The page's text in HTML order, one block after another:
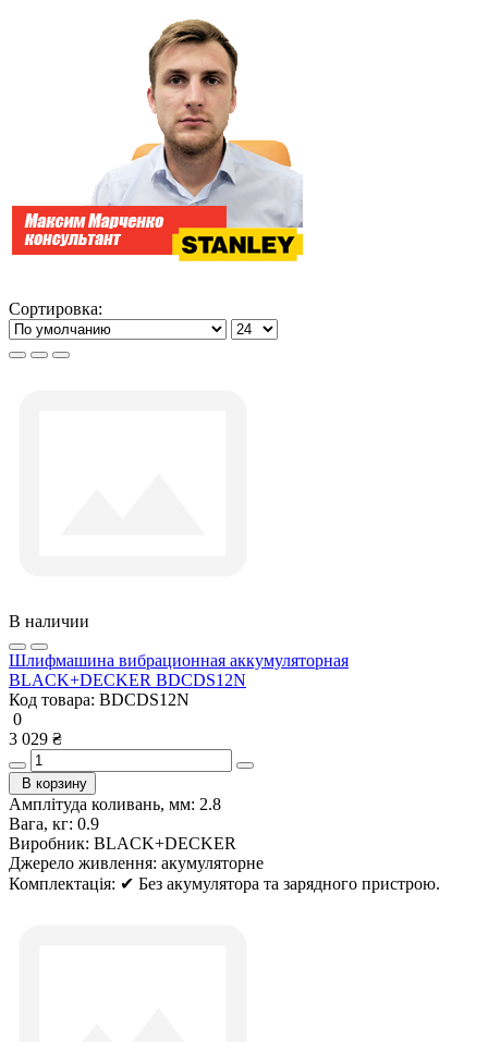
Сортировка:
В наличии
Шлифмашина вибрационная аккумуляторная
BLACK+DECKER BDCDS12N
Код товара: BDCDS12N
0
3 029 ₴
В корзину
Амплітуда коливань, мм: 2.8
Вага, кг: 0.9
Виробник: BLACK+DECKER
Джерело живлення: акумуляторне
Комплектація: ✔ Без акумулятора та зарядного пристрою.